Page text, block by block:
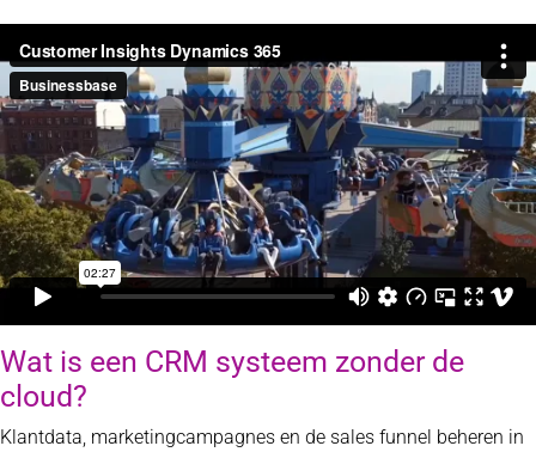
Wat is een CRM systeem zonder de
cloud?
Klantdata, marketingcampagnes en de sales funnel beheren in